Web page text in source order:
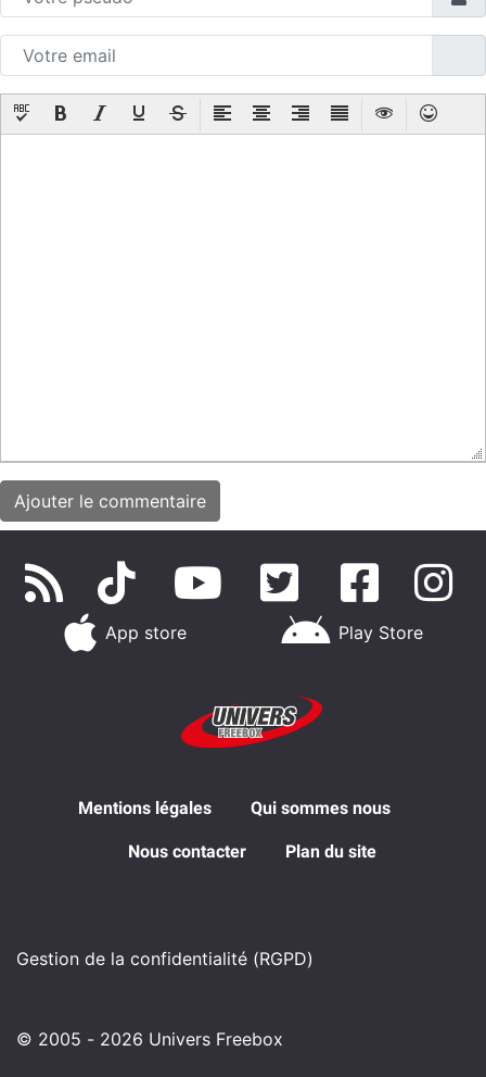
App store Play Store
Mentions légales Qui sommes nous
Nous contacter Plan du site
Gestion de la confidentialité (RGPD)
© 2005 - 2026 Univers Freebox